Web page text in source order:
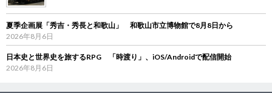
夏季企画展「秀吉・秀長と和歌山」 和歌山市立博物館で8月8日から
2026年8月6日
日本史と世界史を旅するRPG 「時渡り」、iOS/Androidで配信開始
2026年8月6日